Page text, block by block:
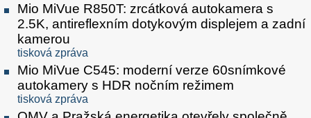
Mio MiVue R850T: zrcátková autokamera s
2.5K, antireflexním dotykovým displejem a zadní
kamerou
tisková zpráva
Mio MiVue C545: moderní verze 60snímkové
autokamery s HDR nočním režimem
tisková zpráva